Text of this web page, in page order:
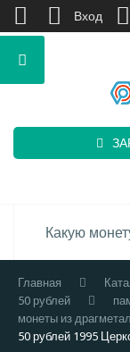
Главная
50 рублей
монеты из
50 рублей 1995
Вход